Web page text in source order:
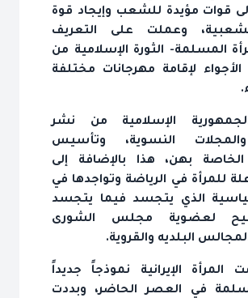
قوات مؤيدة للشعب وإيجاد قوة
وعملت على التعريف
المسلمة- الثورة الإسلامية من
الأجواء لإقامة مهرجانات مختلفة
الإسلامية من نشر
النسوية، وتأسيس
بهن، هذا بالإضافة إلى
للمرأة في الرياضة وتواجدها في
الذي يتجسد فيما يتجسد
لعضوية مجلس الشورى
البلديه والقروية.
المرأة الإيرانية نموذجاً جديداً
في العصر الحاضر، وبددت